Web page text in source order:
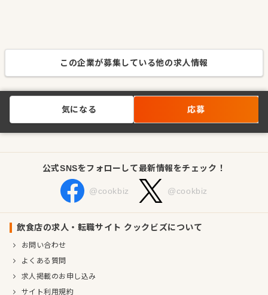
この企業が募集している他の求人情報
気になる 応募
公式SNSをフォローして最新情報をチェック！
@cookbiz @cookbiz
飲食店の求人・転職サイト クックビズについて
お問い合わせ
よくある質問
求人掲載のお申し込み
サイト利用規約